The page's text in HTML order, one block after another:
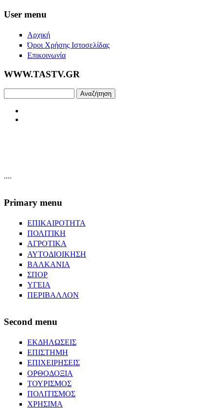
Skip to main content
User menu
Αρχική
Όροι Χρήσης Ιστοσελίδας
Επικοινωνία
WWW.TASTV.GR
....
Primary menu
ΕΠΙΚΑΙΡΟΤΗΤΑ
ΠΟΛΙΤΙΚΗ
ΑΓΡΟΤΙΚΑ
ΑΥΤΟΔΙΟΙΚΗΣΗ
ΒΑΛΚΑΝΙΑ
ΣΠΟΡ
ΥΓΕΙΑ
ΠΕΡΙΒΑΛΛΟΝ
Second menu
ΕΚΔΗΛΩΣΕΙΣ
ΕΠΙΣΤΗΜΗ
ΕΠΙΧΕΙΡΗΣΕΙΣ
ΟΡΘΟΔΟΞΙΑ
ΤΟΥΡΙΣΜΟΣ
ΠΟΛΙΤΙΣΜΟΣ
ΧΡΗΣΙΜΑ